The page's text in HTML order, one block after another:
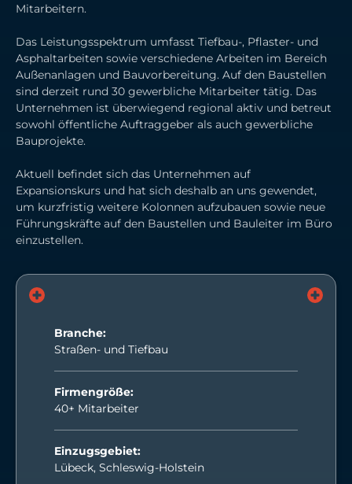
Mitarbeitern.
Das Leistungsspektrum umfasst Tiefbau-, Pflaster- und
Asphaltarbeiten sowie verschiedene Arbeiten im Bereich
Außenanlagen und Bauvorbereitung. Auf den Baustellen
sind derzeit rund 30 gewerbliche Mitarbeiter tätig. Das
Unternehmen ist überwiegend regional aktiv und betreut
sowohl öffentliche Auftraggeber als auch gewerbliche
Bauprojekte.
Aktuell befindet sich das Unternehmen auf
Expansionskurs und hat sich deshalb an uns gewendet,
um kurzfristig weitere Kolonnen aufzubauen sowie neue
Führungskräfte auf den Baustellen und Bauleiter im Büro
einzustellen.
Branche:
Straßen- und Tiefbau
Firmengröße:
40+ Mitarbeiter
Einzugsgebiet:
Lübeck, Schleswig-Holstein